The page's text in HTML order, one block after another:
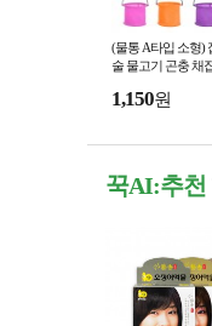
(물통 A타입 소형)
술 물고기 곤충 채
수채화 자바라 어망
1,150원
꾹AI:추천